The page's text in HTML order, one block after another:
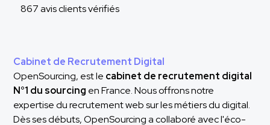
867 avis clients vérifiés
Cabinet de Recrutement Digital
OpenSourcing, est le cabinet de recrutement digital
N°1 du sourcing en France. Nous offrons notre
expertise du recrutement web sur les métiers du digital.
Dès ses débuts, OpenSourcing a collaboré avec l'éco-